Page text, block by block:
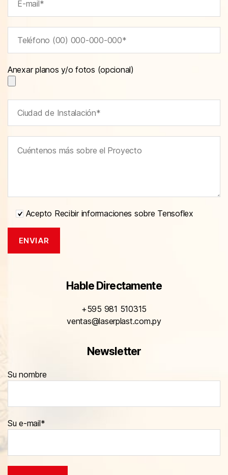
Anexar planos y/o fotos (opcional)
Acepto Recibir informaciones sobre Tensoflex
Hable Directamente
+595 981 510315
ventas@laserplast.com.py
Newsletter
Su nombre
Su e-mail*